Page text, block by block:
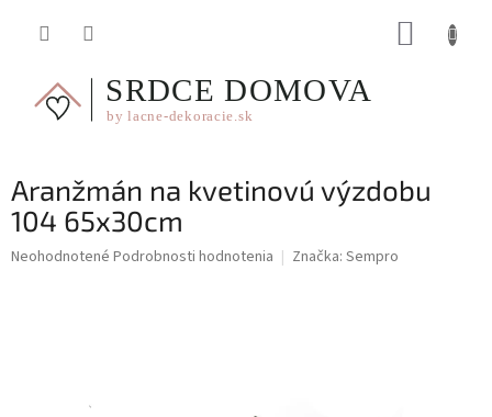
Aranžmán na kvetinovú výzdobu
104 65x30cm
Priemerné
Neohodnotené Podrobnosti hodnotenia Značka: Sempro